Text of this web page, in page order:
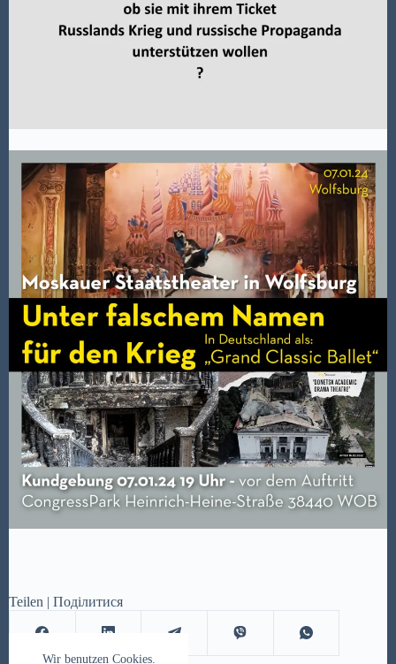
Wir benutzen Cookies.
Teilen | Поділитися